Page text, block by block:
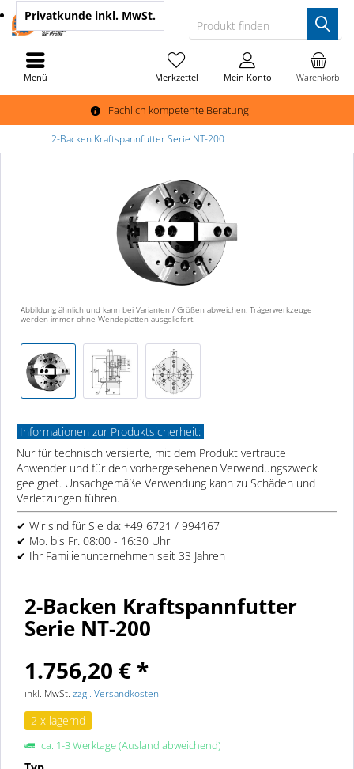
Fachlich kompetente Beratung
Produkt finden
Warenkorb
Merkzettel Mein Konto
Privatkunde inkl. MwSt.
Menü
2-Backen Kraftspannfutter Serie NT-200
Abbildung ähnlich und kann bei Varianten / Größen abweichen. Trägerwerkzeuge
werden immer ohne Wendeplatten ausgeliefert.
Informationen zur Produktsicherheit:
Nur für technisch versierte, mit dem Produkt vertraute
Anwender und für den vorhergesehenen Verwendungszweck
geeignet. Unsachgemäße Verwendung kann zu Schäden und
Verletzungen führen.
✔ Wir sind für Sie da: +49 6721 / 994167
✔ Mo. bis Fr. 08:00 - 16:30 Uhr
✔ Ihr Familienunternehmen seit 33 Jahren
2-Backen Kraftspannfutter
Serie NT-200
1.756,20 € *
inkl. MwSt. zzgl. Versandkosten
2 x lagernd
ca. 1-3 Werktage (Ausland abweichend)